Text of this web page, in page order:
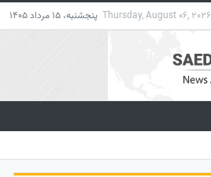
Thursday, August 06, 2026 پنجشنبه، 15 مرداد 1405